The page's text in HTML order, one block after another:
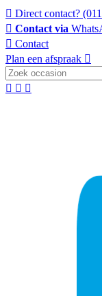
Direct contact?
Contact via
Contact
Plan een afspraak